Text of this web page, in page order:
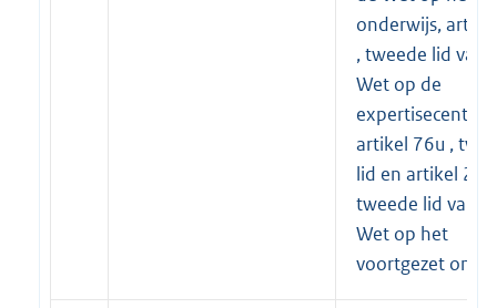
onderwijs,
, tweede lid van
Wet op de
expertisecentra,
artikel 76u ,
lid en artikel
tweede lid van
Wet op het
voortgezet